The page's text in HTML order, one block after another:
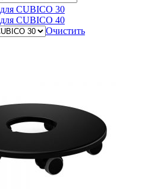
для CUBICO 30
для CUBICO 40
Очистить